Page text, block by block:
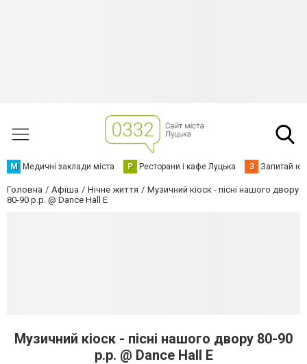
М Медичні заклади міста Р Ресторани і кафе Луцька З Запитай
Головна Афіша Нічне життя
Музичний кіоск - пісні нашого двору
80-90 р.р. @ Dance Hall E
Музичний кіоск - пісні нашого двору 80-90
р.р. @ Dance Hall E